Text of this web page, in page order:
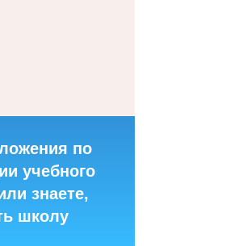
по
учебного
знаете,
школу